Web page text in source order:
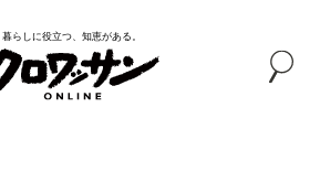
暮らしに役立つ、知恵がある。